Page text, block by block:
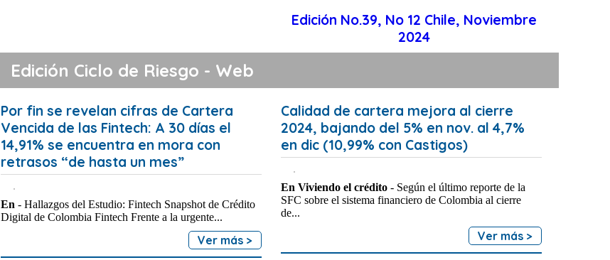
Edición No.39, No 12 Chile, Noviembre
2024
Edición Ciclo de Riesgo - Web
Por fin se revelan cifras de Cartera
Vencida de las Fintech: A 30 días el
14,91% se encuentra en mora con
retrasos “de hasta un mes”
En - Hallazgos del Estudio: Fintech Snapshot de Crédito
Digital de Colombia Fintech Frente a la urgente...
Ver más >
Calidad de cartera mejora al cierre
2024, bajando del 5% en nov. al 4,7%
en dic (10,99% con Castigos)
En Viviendo el crédito- Según el último reporte de la
SFC sobre el sistema financiero de Colombia al cierre
de...
Ver más >